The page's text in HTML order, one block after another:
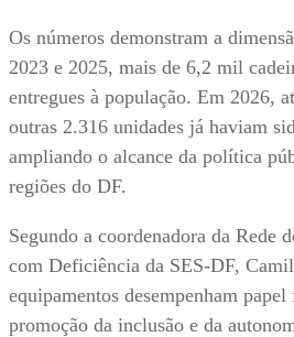
Os números demonstram a
2023 e 2025, mais de 6,2 mil
entregues à população. Em 2026,
outras 2.316 unidades já haviam
ampliando o alcance da política
regiões do DF.
Segundo a coordenadora da Rede
com Deficiência da SES-DF,
equipamentos desempenham
promoção da inclusão e da